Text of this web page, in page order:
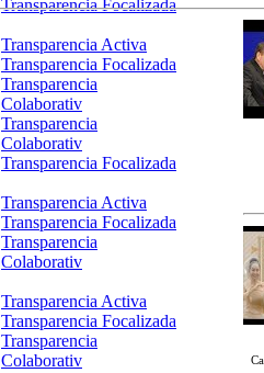
Transparencia Focalizada
Transparencia Activa
Transparencia Focalizada
Transparencia
Colaborativ
Transparencia
Colaborativ
Transparencia Focalizada
Transparencia Activa
Transparencia Focalizada
Transparencia
Colaborativ
Transparencia Activa
Transparencia Focalizada
Transparencia
Colaborativ